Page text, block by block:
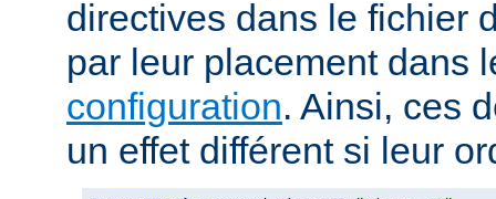
directives dans le fichier
par leur placement dans
configuration. Ainsi, ces
un effet différent si leur